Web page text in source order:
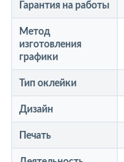
Гарантия на работы
Метод
изготовления
графики
Тип оклейки
Дизайн
Печать